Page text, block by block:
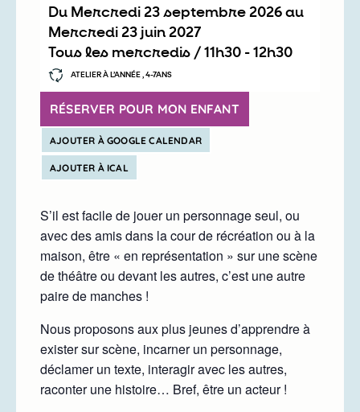
Du mercredi 23 septembre 2026au
mercredi 23 juin 2027
Tous les mercredis / 11h30 - 12h30
ATELIER À L’ANNÉE , 4-7ANS
RÉSERVER POUR MON ENFANT
AJOUTER À GOOGLE CALENDAR
AJOUTER À ICAL
S’il est facile de jouer un personnage seul, ou
avec des amis dans la cour de récréation ou à la
maison, être « en représentation » sur une scène
de théâtre ou devant les autres, c’est une autre
paire de manches !
Nous proposons aux plus jeunes d’apprendre à
exister sur scène, incarner un personnage,
déclamer un texte, interagir avec les autres,
raconter une histoire… Bref, être un acteur !